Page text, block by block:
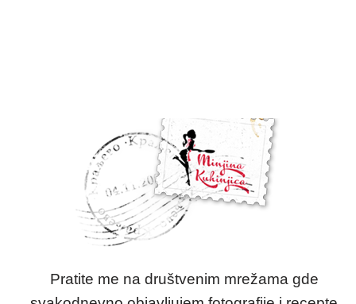
Pratite me na društvenim mrežama gde